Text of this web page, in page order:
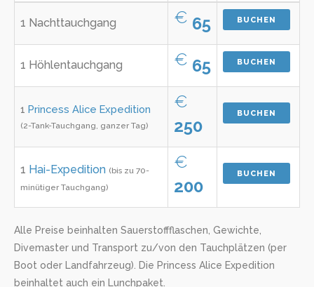
1 Nachttauchgang € 65 BUCHEN
1 Höhlentauchgang € 65 BUCHEN
1 Princess Alice Expedition
(2-Tank-Tauchgang, ganzer Tag)
€
250
BUCHEN
1 Hai-Expedition (bis zu 70-
minütiger Tauchgang)
€
200
BUCHEN
Alle Preise beinhalten Sauerstoffflaschen, Gewichte,
Divemaster und Transport zu/von den Tauchplätzen (per
Boot oder Landfahrzeug). Die Princess Alice Expedition
beinhaltet auch ein Lunchpaket.